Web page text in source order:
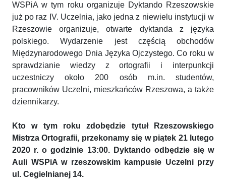
WSPiA w tym roku organizuje Dyktando Rzeszowskie
już po raz IV. Uczelnia, jako jedna z niewielu instytucji w
Rzeszowie organizuje, otwarte dyktanda z języka
polskiego. Wydarzenie jest częścią obchodów
Międzynarodowego Dnia Języka Ojczystego. Co roku w
sprawdzianie wiedzy z ortografii i interpunkcji
uczestniczy około 200 osób m.in. studentów,
pracowników Uczelni, mieszkańców Rzeszowa, a także
dziennikarzy.
Kto w tym roku zdobędzie tytuł Rzeszowskiego
Mistrza Ortografii, przekonamy się w piątek 21 lutego
2020 r. o godzinie 13:00. Dyktando odbędzie się w
Auli WSPiA w rzeszowskim kampusie Uczelni przy
ul. Cegielnianej 14.